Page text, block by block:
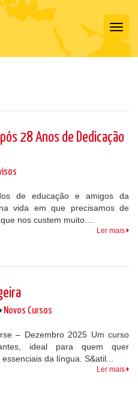
28 Anos de Dedicação
de educação e amigos da
vida em que precisamos de
nos custem muito....
Ler mais
Novos Cursos
– Dezembro 2025 Um curso
ideal para quem quer
da língua. S&atil...
Ler mais